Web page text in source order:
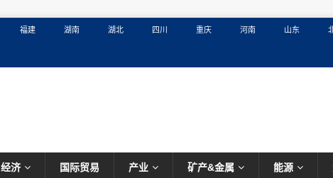
福建 湖南 湖北 四川 重庆 河南 山东
经济 国际贸易 产业 矿产&金属 能源